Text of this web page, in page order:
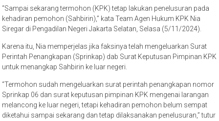
“Sampai sekarang termohon (KPK) tetap lakukan penelusuran pada
kehadiran pemohon (Sahbirin),” kata Team Agen Hukum KPK Nia
Siregar di Pengadilan Negeri Jakarta Selatan, Selasa (5/11/2024).
Karena itu, Nia memperjelas jika faksinya telah mengeluarkan Surat
Perintah Penangkapan (Sprinkap) dab Surat Keputusan Pimpinan KPK
untuk menangkap Sahbirin ke luar negeri.
“Termohon sudah mengeluarkan surat perintah penangkapan nomor
Sprinkap 06 dan surat keputusan pimpinan KPK mengenai larangan
melancong ke luar negeri, tetapi kehadiran pemohon belum sempat
diketahui sampai sekarang dan tetap dilaksanakan penelusuran,” tutur